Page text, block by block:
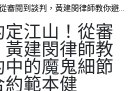
閔律師教你避開合約中的魔鬼細節（附常見合約範本健檢）】
定江山！從審
黃建閔律師教
的魔鬼細節
約範本健